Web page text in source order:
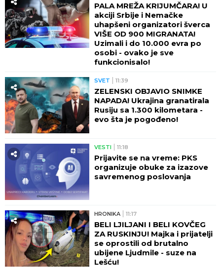
PALA MREŽA KRIJUMČARA! U
akciji Srbije i Nemačke
uhapšeni organizatori šverca
VIŠE OD 900 MIGRANATA!
Uzimali i do 10.000 evra po
osobi - ovako je sve
funkcionisalo!
SVET 11:39
ZELENSKI OBJAVIO SNIMKE
NAPADA! Ukrajina granatirala
Rusiju sa 1.300 kilometara -
evo šta je pogođeno!
VESTI 11:18
Prijavite se na vreme: PKS
organizuje obuke za izazove
savremenog poslovanja
HRONIKA 11:17
BELI LJILJANI I BELI KOVČEG
ZA RUSKINJU! Majka i prijatelji
se oprostili od brutalno
ubijene Ljudmile - suze na
Lešću!